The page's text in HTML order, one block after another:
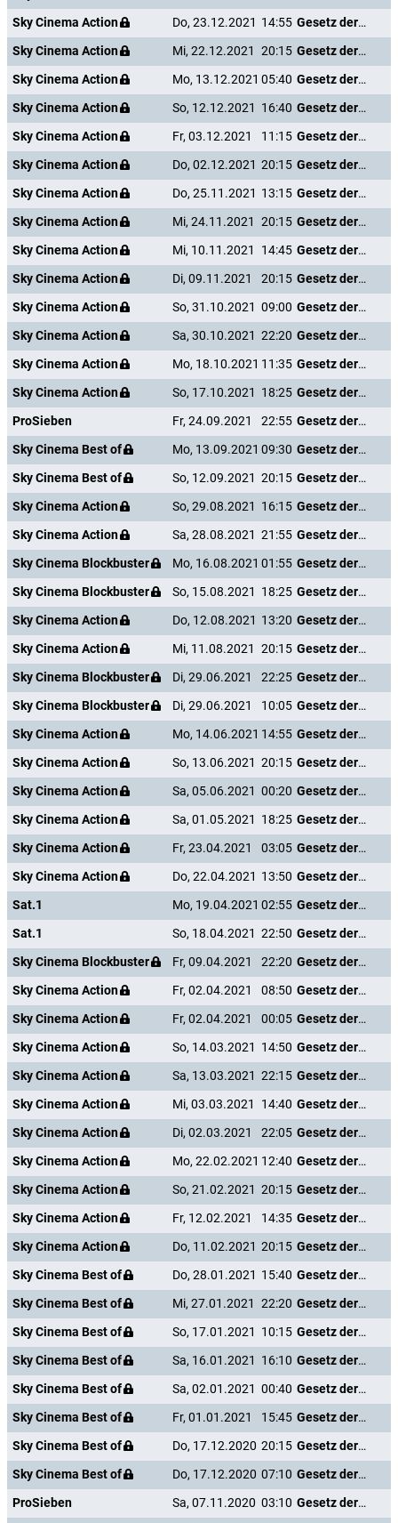
Sky Cinema Action
Do, 23.12.2021 14:55
Gesetz der Rache
Sky Cinema Action
Mi, 22.12.2021 20:15
Gesetz der Rache
Sky Cinema Action
Mo, 13.12.2021 05:40
Gesetz der Rache
Sky Cinema Action
So, 12.12.2021 16:40
Gesetz der Rache
Sky Cinema Action
Fr, 03.12.2021 11:15
Gesetz der Rache
Sky Cinema Action
Do, 02.12.2021 20:15
Gesetz der Rache
Sky Cinema Action
Do, 25.11.2021 13:15
Gesetz der Rache
Sky Cinema Action
Mi, 24.11.2021 20:15
Gesetz der Rache
Sky Cinema Action
Mi, 10.11.2021 14:45
Gesetz der Rache
Sky Cinema Action
Di, 09.11.2021 20:15
Gesetz der Rache
Sky Cinema Action
So, 31.10.2021 09:00
Gesetz der Rache
Sky Cinema Action
Sa, 30.10.2021 22:20
Gesetz der Rache
Sky Cinema Action
Mo, 18.10.2021 11:35
Gesetz der Rache
Sky Cinema Action
So, 17.10.2021 18:25
Gesetz der Rache
ProSieben
Fr, 24.09.2021 22:55
Gesetz der Rache
Sky Cinema Best of
Mo, 13.09.2021 09:30
Gesetz der Rache
Sky Cinema Best of
So, 12.09.2021 20:15
Gesetz der Rache
Sky Cinema Action
So, 29.08.2021 16:15
Gesetz der Rache
Sky Cinema Action
Sa, 28.08.2021 21:55
Gesetz der Rache
Sky Cinema Blockbuster
Mo, 16.08.2021 01:55
Gesetz der Rache
Sky Cinema Blockbuster
So, 15.08.2021 18:25
Gesetz der Rache
Sky Cinema Action
Do, 12.08.2021 13:20
Gesetz der Rache
Sky Cinema Action
Mi, 11.08.2021 20:15
Gesetz der Rache
Sky Cinema Blockbuster
Di, 29.06.2021 22:25
Gesetz der Rache
Sky Cinema Blockbuster
Di, 29.06.2021 10:05
Gesetz der Rache
Sky Cinema Action
Mo, 14.06.2021 14:55
Gesetz der Rache
Sky Cinema Action
So, 13.06.2021 20:15
Gesetz der Rache
Sky Cinema Action
Sa, 05.06.2021 00:20
Gesetz der Rache
Sky Cinema Action
Sa, 01.05.2021 18:25
Gesetz der Rache
Sky Cinema Action
Fr, 23.04.2021 03:05
Gesetz der Rache
Sky Cinema Action
Do, 22.04.2021 13:50
Gesetz der Rache
Sat.1
Mo, 19.04.2021 02:55
Gesetz der Rache
Sat.1
So, 18.04.2021 22:50
Gesetz der Rache
Sky Cinema Blockbuster
Fr, 09.04.2021 22:20
Gesetz der Rache
Sky Cinema Action
Fr, 02.04.2021 08:50
Gesetz der Rache
Sky Cinema Action
Fr, 02.04.2021 00:05
Gesetz der Rache
Sky Cinema Action
So, 14.03.2021 14:50
Gesetz der Rache
Sky Cinema Action
Sa, 13.03.2021 22:15
Gesetz der Rache
Sky Cinema Action
Mi, 03.03.2021 14:40
Gesetz der Rache
Sky Cinema Action
Di, 02.03.2021 22:05
Gesetz der Rache
Sky Cinema Action
Mo, 22.02.2021 12:40
Gesetz der Rache
Sky Cinema Action
So, 21.02.2021 20:15
Gesetz der Rache
Sky Cinema Action
Fr, 12.02.2021 14:35
Gesetz der Rache
Sky Cinema Action
Do, 11.02.2021 20:15
Gesetz der Rache
Sky Cinema Best of
Do, 28.01.2021 15:40
Gesetz der Rache
Sky Cinema Best of
Mi, 27.01.2021 22:20
Gesetz der Rache
Sky Cinema Best of
So, 17.01.2021 10:15
Gesetz der Rache
Sky Cinema Best of
Sa, 16.01.2021 16:10
Gesetz der Rache
Sky Cinema Best of
Sa, 02.01.2021 00:40
Gesetz der Rache
Sky Cinema Best of
Fr, 01.01.2021 15:45
Gesetz der Rache
Sky Cinema Best of
Do, 17.12.2020 20:15
Gesetz der Rache
Sky Cinema Best of
Do, 17.12.2020 07:10
Gesetz der Rache
ProSieben
Sa, 07.11.2020 03:10
Gesetz der Rache